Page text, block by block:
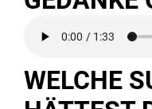
WELCHE